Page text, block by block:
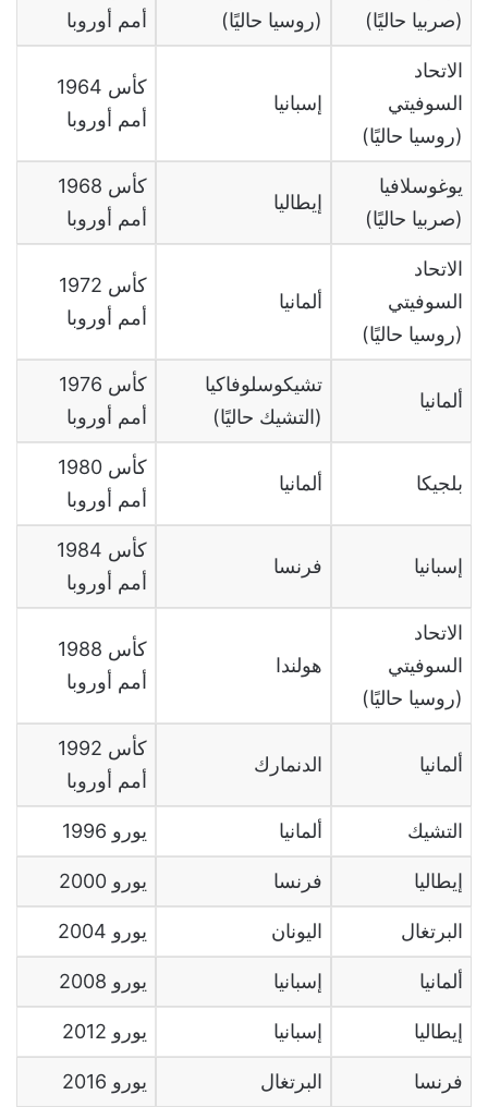
أمم أوروبا
(روسيا حاليًا)
(صربيا حاليًا)
1964 كأس
أمم أوروبا
إسبانيا
الاتحاد
السوفيتي
(روسيا حاليًا)
1968 كأس
أمم أوروبا
إيطاليا
يوغوسلافيا
(صربيا حاليًا)
1972 كأس
أمم أوروبا
ألمانيا
الاتحاد
السوفيتي
(روسيا حاليًا)
1976 كأس
أمم أوروبا
تشيكوسلوفاكيا
(التشيك حاليًا)
ألمانيا
1980 كأس
أمم أوروبا
ألمانيا بلجيكا
1984 كأس
أمم أوروبا
فرنسا إسبانيا
1988 كأس
أمم أوروبا
هولندا
الاتحاد
السوفيتي
(روسيا حاليًا)
1992 كأس
أمم أوروبا
الدنمارك ألمانيا
1996 يورو ألمانيا التشيك
2000 يورو فرنسا إيطاليا
2004 يورو اليونان البرتغال
2008 يورو إسبانيا ألمانيا
2012 يورو إسبانيا إيطاليا
2016 يورو البرتغال فرنسا